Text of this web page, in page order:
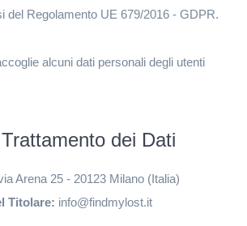
del Regolamento UE 679/2016 - GDPR.
alcuni dati personali degli utenti
dei Dati
Arena 25 - 20123 Milano (Italia)
Titolare: info@findmylost.it